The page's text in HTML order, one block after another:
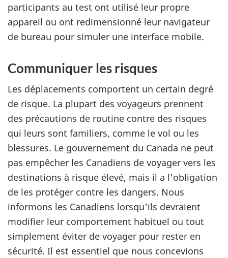
participants au test ont utilisé leur propre
appareil ou ont redimensionné leur navigateur
de bureau pour simuler une interface mobile.
Communiquer les risques
Les déplacements comportent un certain degré
de risque. La plupart des voyageurs prennent
des précautions de routine contre des risques
qui leurs sont familiers, comme le vol ou les
blessures. Le gouvernement du Canada ne peut
pas empêcher les Canadiens de voyager vers les
destinations à risque élevé, mais il a l'obligation
de les protéger contre les dangers. Nous
informons les Canadiens lorsqu'ils devraient
modifier leur comportement habituel ou tout
simplement éviter de voyager pour rester en
sécurité. Il est essentiel que nous concevions